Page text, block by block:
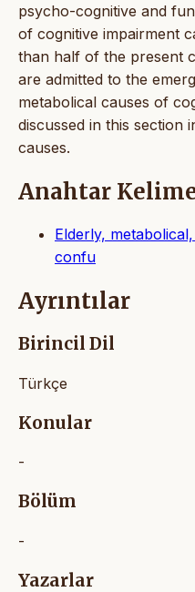
psycho-cognitive and
of cognitive impairment
than half of the present
are admitted to the
metabolical causes of
discussed in this section
causes.
Anahtar
Elderly,
confu
Ayrıntılar
Birincil Dil
Türkçe
Konular
-
Bölüm
-
Yazarlar